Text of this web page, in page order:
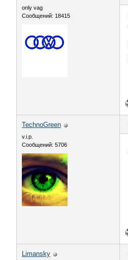
only vag
Сообщений: 18415
TechnoGreen
v.i.p.
Сообщений: 5706
Limansky